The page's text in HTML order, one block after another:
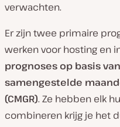
verwachten.
Er zijn twee primaire
werken voor hosting en
prognoses op basis
samengestelde
(CMGR). Ze hebben elk
combineren krijg je het